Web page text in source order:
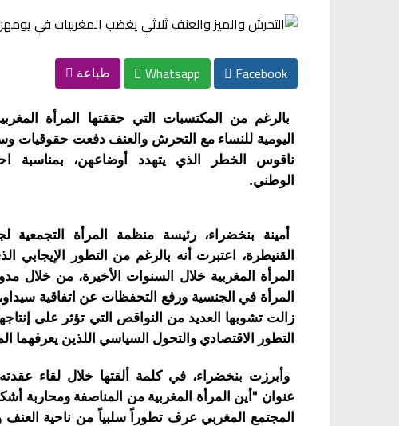
Facebook
Whatsapp طباعة
بالرغم من المكتسبات التي حققتها المرأة
اليومية للنساء مع التحرش والعنف دفعت حقوقيات
ناقوس الخطر الذي يتهدد أوضاعهن، بمناسبة
الوطني.
أمينة بنخضراء، رئيسة منظمة المرأة التجمعية
القنيطرة، اعتبرت أنه بالرغم من التطور الإيجابي
المرأة المغربية خلال السنوات الأخيرة، من خلال
المرأة في الجنسية ورفع التحفظات عن اتفاقية
زالت تشوبها العديد من النواقص التي تؤثر على
التطور الاقتصادي والتحول السياسي اللذين يعرفهما
وأبرزت بنخضراء، في كلمة ألقتها خلال لقاء
عنوان "أين المرأة المغربية من المناصفة ومحاربة
المجتمع المغربي عرف تطوراً سلبياً من ناحية العنف